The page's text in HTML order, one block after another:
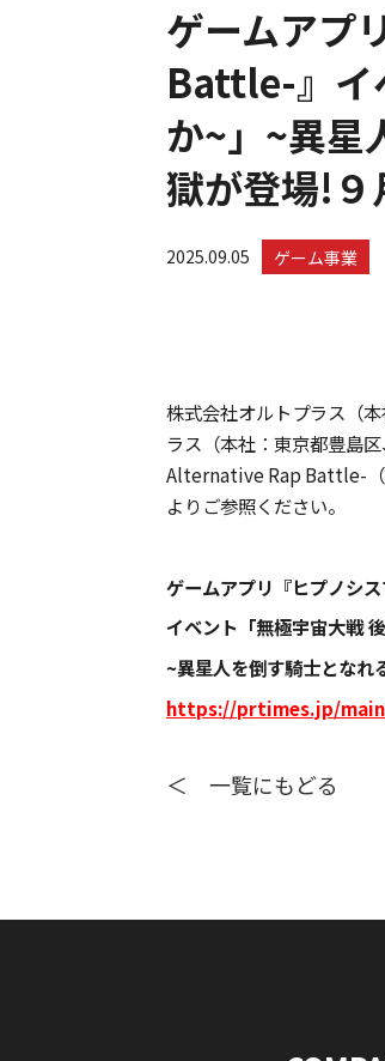
ゲームアプ
Battle-』イ
か~」~異星
獄が登場!
2025.09.05 ゲーム事業
株式会社オルトプラス（
ラス（本社：東京都豊島
Alternative Rap Battle-（
よりご参照ください。
ゲームアプリ『ヒプノシ
イベント「無極宇宙大戦
~異星人を倒す騎士とな
https://prtimes.jp/
＜ 一覧にもどる